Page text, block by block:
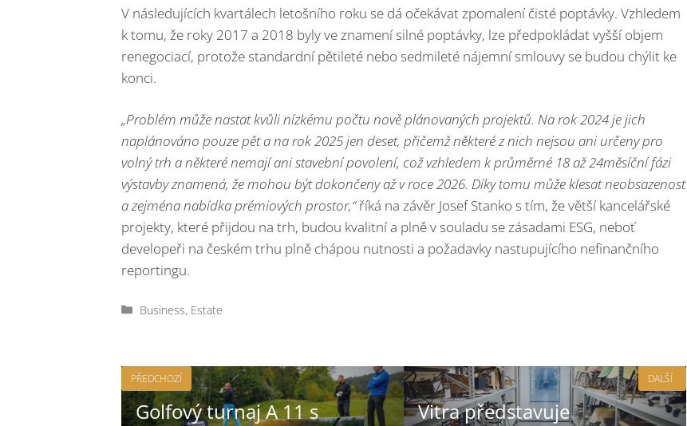
V následujících kvartálech letošního roku se dá očekávat zpomalení čisté poptávky. Vzhledem
k tomu, že roky 2017 a 2018 byly ve znamení silné poptávky, lze předpokládat vyšší objem
renegociací, protože standardní pětileté nebo sedmileté nájemní smlouvy se budou chýlit ke
konci.
„Problém může nastat kvůli nízkému počtu nově plánovaných projektů. Na rok 2024 je jich
naplánováno pouze pět a na rok 2025 jen deset, přičemž některé z nich nejsou ani určeny pro
volný trh a některé nemají ani stavební povolení, což vzhledem k průměrné 18 až 24měsíční fázi
výstavby znamená, že mohou být dokončeny až v roce 2026. Díky tomu může klesat neobsazenost
a zejména nabídka prémiových prostor,“říká na závěr Josef Stanko s tím, že větší kancelářské
projekty, které přijdou na trh, budou kvalitní a plně v souladu se zásadami ESG, neboť
developeři na českém trhu plně chápou nutnosti a požadavky nastupujícího nefinančního
reportingu.
Rubriky
Business, Estate
PŘEDCHOZÍ
Golfový turnaj A 11 s
Vitra představuje
DALŠÍ